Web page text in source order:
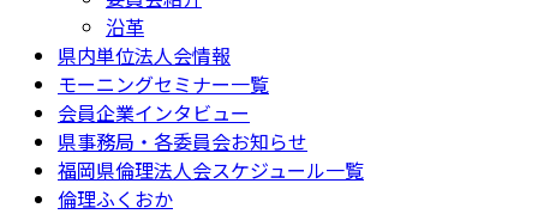
沿革
県内単位法人会情報
モーニングセミナー一覧
会員企業インタビュー
県事務局・各委員会お知らせ
福岡県倫理法人会スケジュール一覧
倫理ふくおか